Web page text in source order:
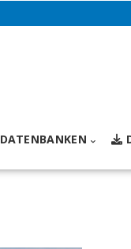
DATENBANKEN